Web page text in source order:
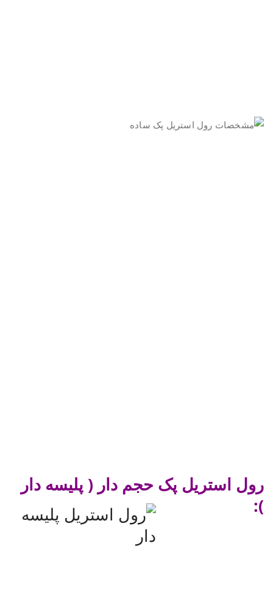
رول استریل پک حجم دار ( پلیسه دار
):